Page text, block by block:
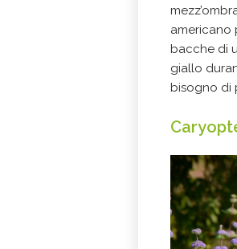
americano
bacche di
giallo
bisogno di